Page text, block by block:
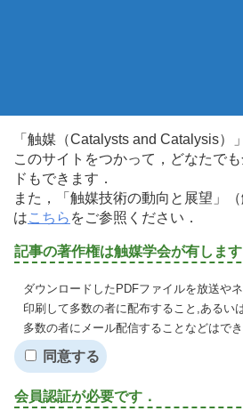
「触媒（Catalysts and Catalysis
このサイトをつかって，どなたで
ドもできます．
また，「触媒技術の動向と展望」
はこちら をご参照ください．
記事の著作権は触媒学会が有します
ダウンロードしたPDFファイルを放送や
印刷して多数の者に配布すること,あるい
多数の者にメール配信することなどはでき
同意する
会員認証が必要です．